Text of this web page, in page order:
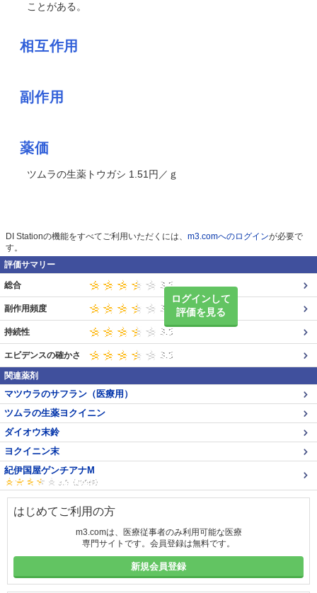
ことがある。
相互作用
副作用
薬価
ツムラの生薬トウガシ 1.51円／ｇ
DI Stationの機能をすべてご利用いただくには、 m3.comへのログインが必要で
す。
評価サマリー
ログインして
評価を見る
総合
副作用頻度
持続性
エビデンスの確かさ
関連薬剤
マツウラのサフラン（医療用）
ツムラの生薬ヨクイニン
ダイオウ末鈴
ヨクイニン末
紀伊国屋ゲンチアナM
はじめてご利用の方
m3.comは、医療従事者のみ利用可能な医療
専門サイトです。会員登録は無料です。
新規会員登録